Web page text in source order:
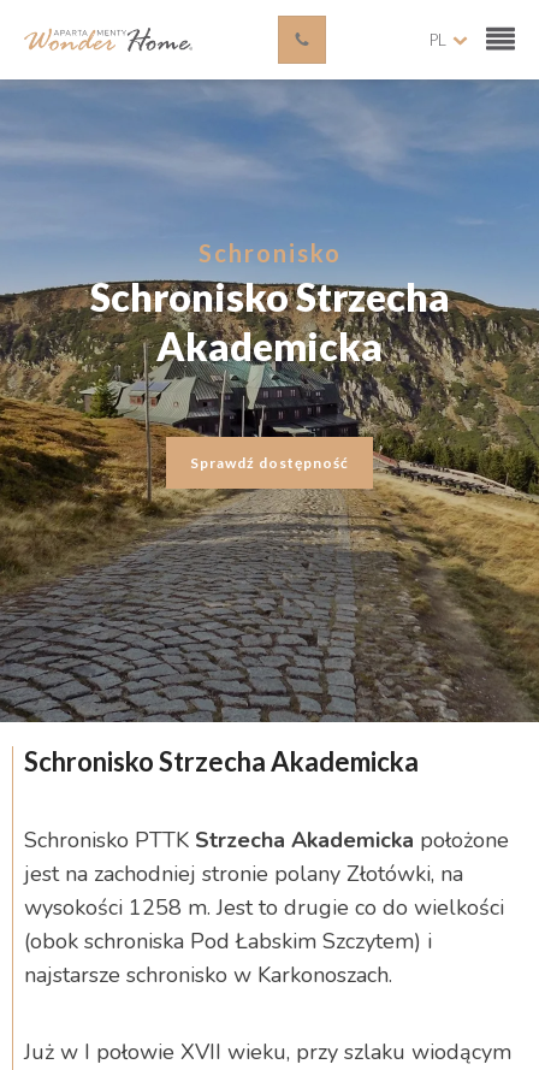
PL
Schronisko
Schronisko Strzecha
Akademicka
Sprawdź dostępność
Schronisko Strzecha Akademicka
Schronisko PTTK Strzecha Akademicka położone
jest na zachodniej stronie polany Złotówki, na
wysokości 1258 m. Jest to drugie co do wielkości
(obok schroniska Pod Łabskim Szczytem) i
najstarsze schronisko w Karkonoszach.
Już w I połowie XVII wieku, przy szlaku wiodącym